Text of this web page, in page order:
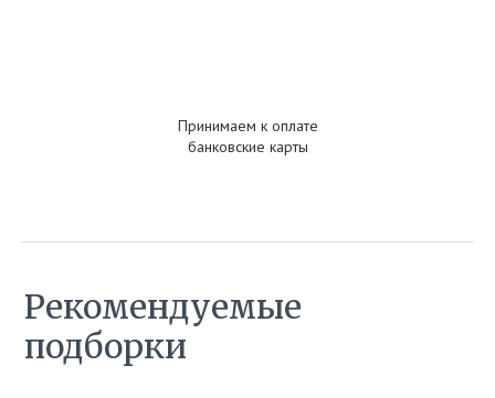
Принимаем к оплате
банковские карты
Рекомендуемые
подборки